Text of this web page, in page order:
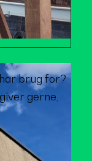
brug for?
gerne,